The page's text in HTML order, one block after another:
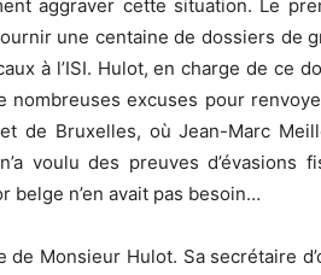
aggraver cette situation. Le
une centaine de dossiers de
à l’ISI. Hulot, en charge de ce
excuses pour
de Bruxelles, où Jean-Marc
voulu des preuves d’évasions
belge n’en avait pas besoin…
de Monsieur Hulot. Sa secrétaire